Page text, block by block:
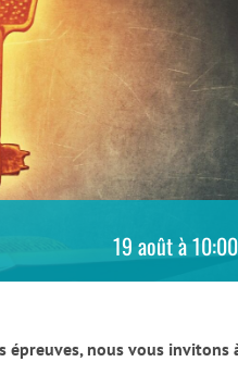
19 août à 10:00
épreuves, nous vous invitons